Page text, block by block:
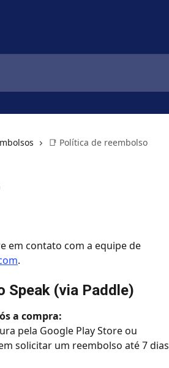
📑 Política de reembolso
em contato com a equipe de
.
Speak (via Paddle)
a compra:
pela Google Play Store ou
solicitar um reembolso até 7 dias